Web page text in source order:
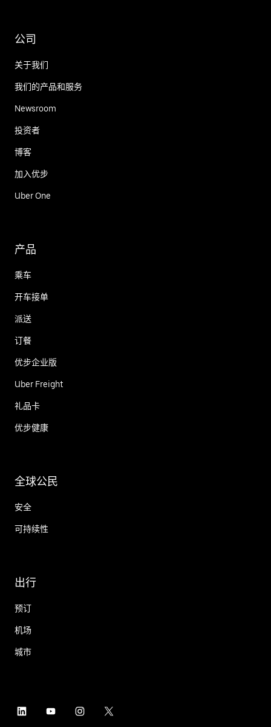
公司
关于我们
我们的产品和服务
Newsroom
投资者
博客
加入优步
Uber One
产品
乘车
开车接单
派送
订餐
优步企业版
Uber Freight
礼品卡
优步健康
全球公民
安全
可持续性
出行
预订
机场
城市